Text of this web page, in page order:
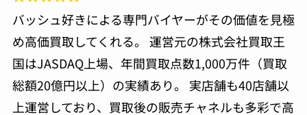
バッシュ好きによる専門バイヤーがその価値を見極
め高価買取してくれる。 運営元の株式会社買取王
国はJASDAQ上場、年間買取点数1,000万件（買取
総額20億円以上）の実績あり。 実店舗も40店舗以
上運営しており、買取後の販売チャネルも多彩で高